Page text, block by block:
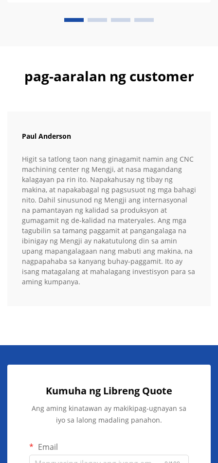
pag-aaralan ng customer
Paul Anderson
Higit sa tatlong taon nang ginagamit namin ang CNC
machining center ng Mengji, at nasa magandang
kalagayan pa rin ito. Napakahusay ng tibay ng
makina, at napakabagal ng pagsusuot ng mga bahagi
nito. Dahil sinusunod ng Mengji ang internasyonal
na pamantayan ng kalidad sa produksyon at
gumagamit ng de-kalidad na materyales. Ang mga
tagubilin sa tamang paggamit at pangangalaga na
ibinigay ng Mengji ay nakatutulong din sa amin
upang mapangalagaan nang mabuti ang makina, na
nagpapahaba sa kanyang buhay-paggamit. Ito ay
isang matagalang at mahalagang investisyon para sa
aming kumpanya.
Kumuha ng Libreng Quote
Ang aming kinatawan ay makikipag-ugnayan sa
iyo sa lalong madaling panahon.
Email